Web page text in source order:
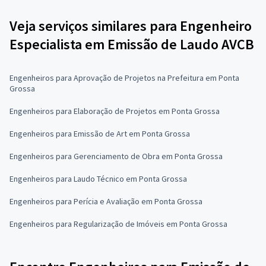
Veja serviços similares para Engenheiro
Especialista em Emissão de Laudo AVCB
Engenheiros para Aprovação de Projetos na Prefeitura em Ponta
Grossa
Engenheiros para Elaboração de Projetos em Ponta Grossa
Engenheiros para Emissão de Art em Ponta Grossa
Engenheiros para Gerenciamento de Obra em Ponta Grossa
Engenheiros para Laudo Técnico em Ponta Grossa
Engenheiros para Perícia e Avaliação em Ponta Grossa
Engenheiros para Regularização de Imóveis em Ponta Grossa